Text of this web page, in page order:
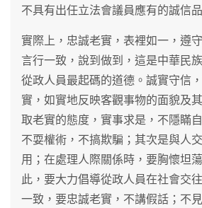
不具有出任立法會議員應有的誠信
實際上，忠誠老實，表裡如一，遵
言行一致，說到做到，這是中華民
從政人員最起碼的道德。誠實守信
實，如實地反映客觀事物的面貌及
取老實的態度，實事求是，不隱瞞
不耍權術，不搞欺騙；其次是與人
用；在處理人際關係時，要胸懷坦
此，要大力倡導從政人員在社會交
一致，要忠誠老實，不講假話；不